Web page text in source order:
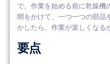
で、作業を始める前に乾燥機
間をかけて、一つ一つの部品
かしたら、作業が楽しくなる
要点